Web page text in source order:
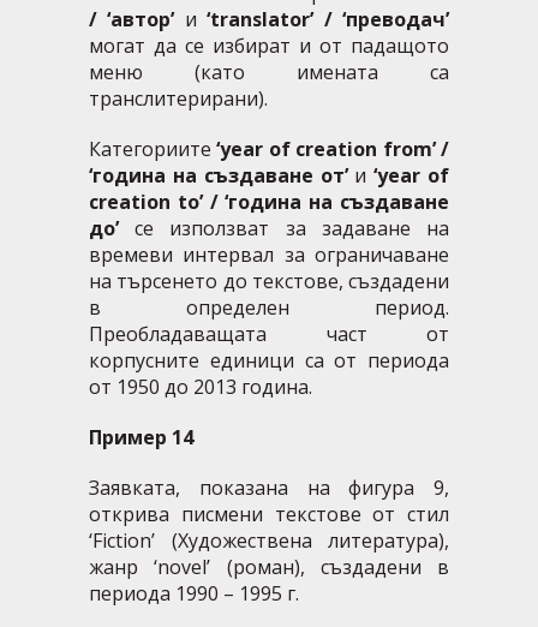
/ ‘автор’и ‘translator’ / ‘преводач’
могат да се избират и от падащото
меню (като имената са
транслитерирани).
Категориите‘year of creation from’ /
‘година на създаване от’и‘year of
creation to’ / ‘година на създаване
до’се използват за задаване на
времеви интервал за ограничаване
на търсенето до текстове, създадени
в определен период.
Преобладаващата част от
корпусните единици са от периода
от 1950 до 2013 година.
Пример 14
Заявката, показана на фигура 9,
открива писмени текстове от стил
‘Fiction’ (Художествена литература),
жанр ‘novel’ (роман), създадени в
периода 1990 – 1995 г.